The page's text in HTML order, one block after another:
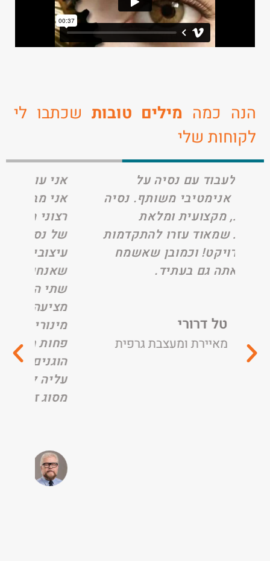
הנה כמה מילים טובות שכתבו לי
לקוחות שלי
על
נסיה
להתקדמות
שאשמח
גרפית
אני עובד עם נסיה כחמש
אני מבקש לציין את שביעות
רצוני המלאה מהחשיבה
של נסיה, בהבנה ובהתאמת
עיצובים לתכנים שיווקיים
שאנחנו מייצרים. כמעט תמיד
שתי החלופות הראשונות
מציעה לי - אחת מהן בתיקונים
מינוריים מאושרת על ידי. ולא
פחות חשוב, המחירים של
הוגנים. אני מודה לנסיה
עליה לכל מי שנזקק
אלי ארליך
מנכ"ל סוכנות ביטוח